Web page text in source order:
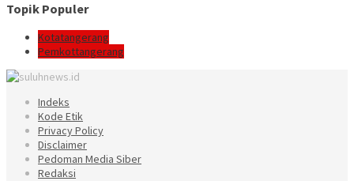
Topik Populer
Kotatangerang
Pemkottangerang
Indeks
Kode Etik
Privacy Policy
Disclaimer
Pedoman Media Siber
Redaksi